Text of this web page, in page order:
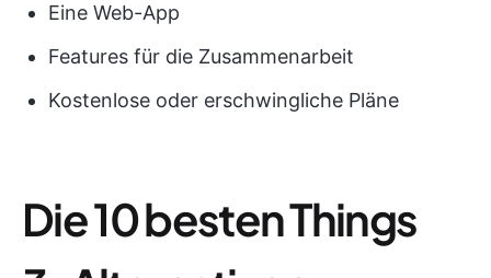
Eine Web-App
Features für die Zusammenarbeit
Kostenlose oder erschwingliche Pläne
Die 10 besten Things